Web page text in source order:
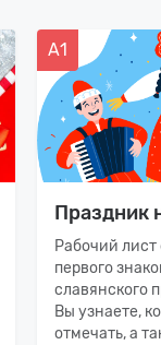
А1
Праздник
Рабочий лист
первого
славянского
Вы узнаете,
отмечать, а